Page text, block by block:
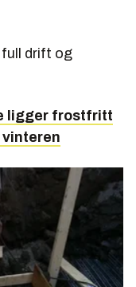
full drift og
ligger frostfritt
vinteren